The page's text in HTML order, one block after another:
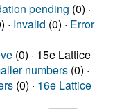
pending (0) ·
· Invalid (0) · Error
(0) · 15e Lattice
numbers (0) ·
(0) · 16e Lattice